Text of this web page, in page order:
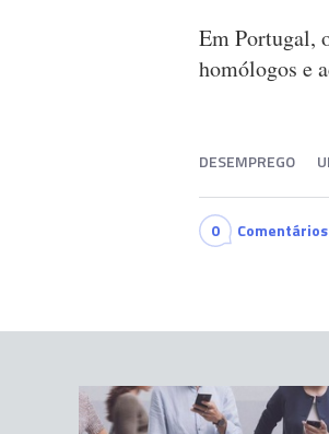
Em Portugal,
homólogos e
DESEMPREGO
0 Comentários